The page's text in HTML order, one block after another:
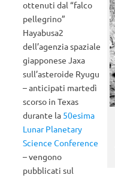
ottenuti dal “falco
pellegrino”
Hayabusa2
dell’agenzia spaziale
giapponese Jaxa
sull’asteroide Ryugu
– anticipati martedì
scorso in Texas
durante la 50esima
Lunar Planetary
Science Conference
– vengono
pubblicati sul